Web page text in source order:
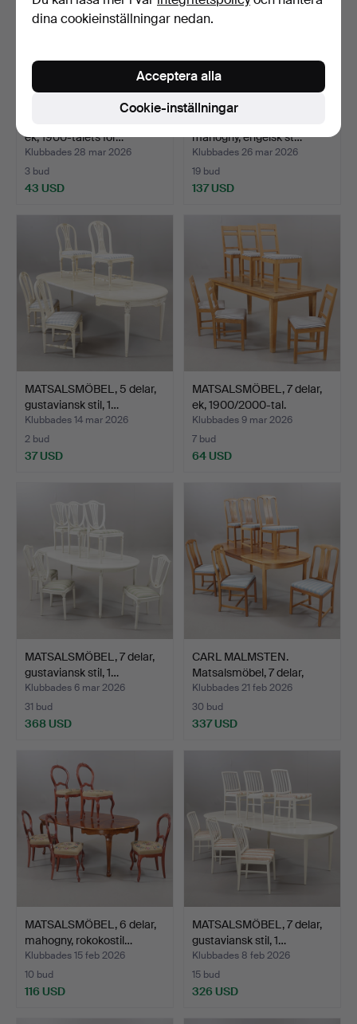
ek, 1900-talets för…
Klubbades 28 mar 2026
3 bud
43 USD
mahogny, engelsk st…
Klubbades 26 mar 2026
19 bud
137 USD
MATSALSMÖBEL, 5 delar,
gustaviansk stil, 1…
Klubbades 14 mar 2026
2 bud
37 USD
MATSALSMÖBEL, 7 delar,
ek, 1900/2000-tal.
Klubbades 9 mar 2026
7 bud
64 USD
MATSALSMÖBEL, 7 delar,
gustaviansk stil, 1…
Klubbades 6 mar 2026
31 bud
368 USD
CARL MALMSTEN.
Matsalsmöbel, 7 delar,
valn…
Klubbades 21 feb 2026
30 bud
337 USD
MATSALSMÖBEL, 6 delar,
mahogny, rokokostil…
Klubbades 15 feb 2026
10 bud
116 USD
MATSALSMÖBEL, 7 delar,
gustaviansk stil, 1…
Klubbades 8 feb 2026
15 bud
326 USD
dina cookieinställningar nedan.
Cookie-inställningar
Acceptera alla